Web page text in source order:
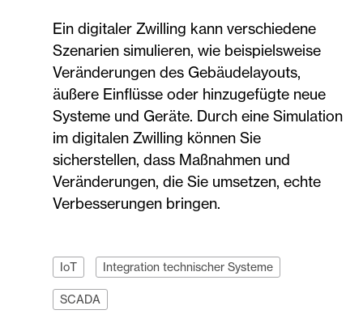
Ein digitaler Zwilling kann verschiedene
Szenarien simulieren, wie beispielsweise
Veränderungen des Gebäudelayouts,
äußere Einflüsse oder hinzugefügte neue
Systeme und Geräte. Durch eine Simulation
im digitalen Zwilling können Sie
sicherstellen, dass Maßnahmen und
Veränderungen, die Sie umsetzen, echte
Verbesserungen bringen.
IoT Integration technischer Systeme
SCADA